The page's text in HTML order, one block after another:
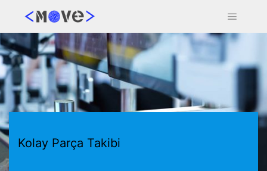
Ana
Kolay Parça Takibi